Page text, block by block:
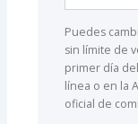
Puedes
sin límite de
primer día
línea o en la
oficial de